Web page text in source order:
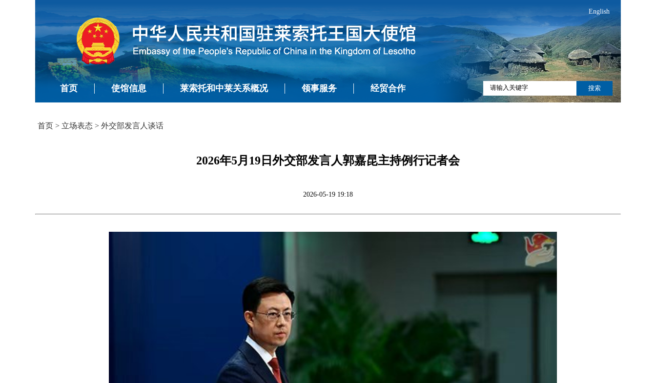
English
首页 使馆信息 莱索托和中莱关系概况 领事服务 经贸合作 搜索
首页 > 立场表态 > 外交部发言人谈话
2026年5月19日外交部发言人郭嘉昆主持例行记者会
2026-05-19 19:18